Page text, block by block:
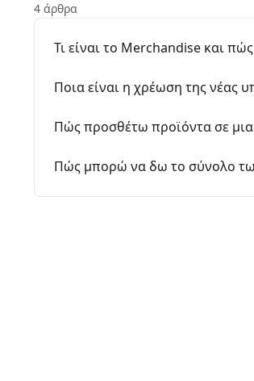
4 άρθρα
Τι είναι το Merchandise και
Ποια είναι η χρέωση της νέας
Πώς προσθέτω προϊόντα σε
Πώς μπορώ να δω το σύνολο